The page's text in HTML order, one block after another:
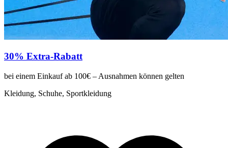
30% Extra-Rabatt
bei einem Einkauf ab 100€ – Ausnahmen können gelten
Kleidung, Schuhe, Sportkleidung